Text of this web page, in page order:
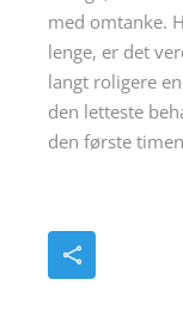
med omtanke.
lenge, er det
langt roligere
den letteste
den første